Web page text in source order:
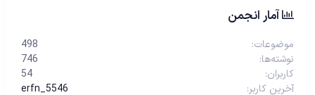
آمار انجمن
موضوعات
498
نوشته‌ها
746
کاربران
54
آخرین کاربر
erfn_5546